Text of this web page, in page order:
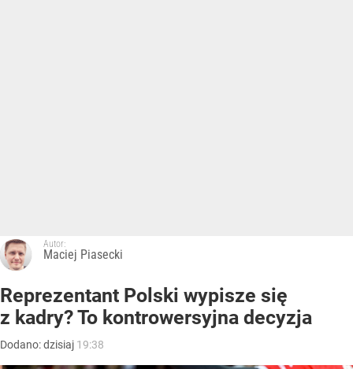
Autor:
Maciej Piasecki
Reprezentant Polski wypisze się
z kadry? To kontrowersyjna decyzja
Dodano:dzisiaj 19:38